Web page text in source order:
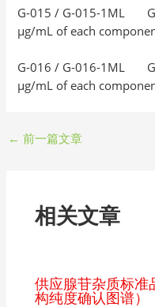
G-015 / G-015-1ML
μg/mL of each
G-016 / G-016-1ML
μg/mL of each
← 前一篇文章
相关文章
供应腺苷杂质标准
构纯度确认图谱）